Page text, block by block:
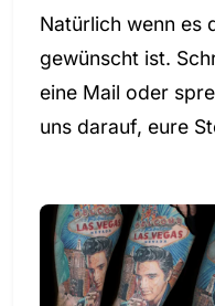
Natürlich wenn es
gewünscht ist.
eine Mail oder
uns darauf, eure